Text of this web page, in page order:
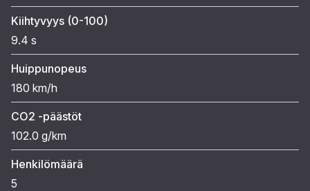
Kiihtyvyys (0-100)
9.4 s
Huippunopeus
180 km/h
CO2 -päästöt
102.0 g/km
Henkilömäärä
5